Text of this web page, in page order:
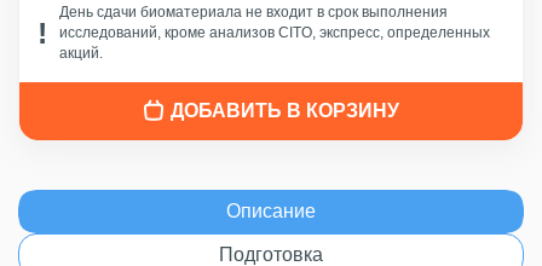
День сдачи биоматериала не входит в срок выполнения
исследований, кроме анализов CITO, экспресс, определенных
акций.
ДОБАВИТЬ В КОРЗИНУ
Описание
Подготовка